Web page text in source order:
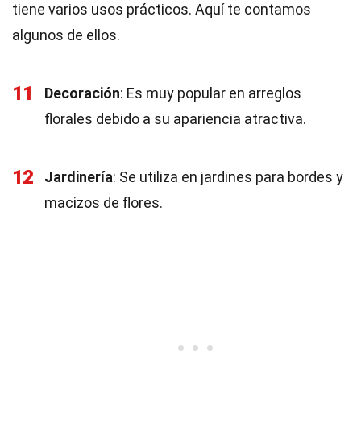
tiene varios usos prácticos. Aquí te contamos
algunos de ellos.
11 Decoración: Es muy popular en arreglos
florales debido a su apariencia atractiva.
12 Jardinería: Se utiliza en jardines para bordes y
macizos de flores.